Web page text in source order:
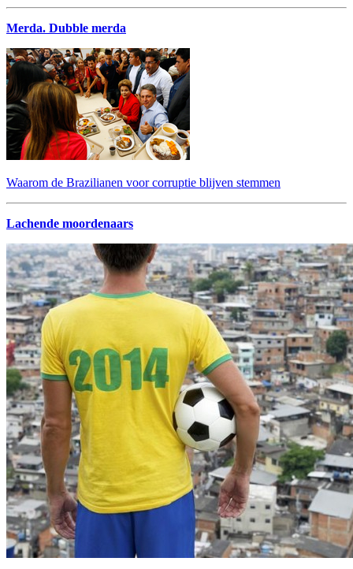
Merda. Dubble merda
Waarom de Brazilianen voor corruptie blijven stemmen
Lachende moordenaars